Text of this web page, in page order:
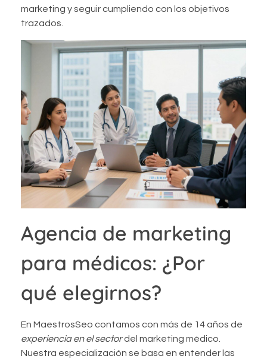
marketing y seguir cumpliendo con los objetivos
trazados.
Agencia de marketing
para médicos: ¿Por
qué elegirnos?
En MaestrosSeo contamos con más de 14 años de
experiencia en el sectordel marketing médico.
Nuestra especialización se basa en entender las